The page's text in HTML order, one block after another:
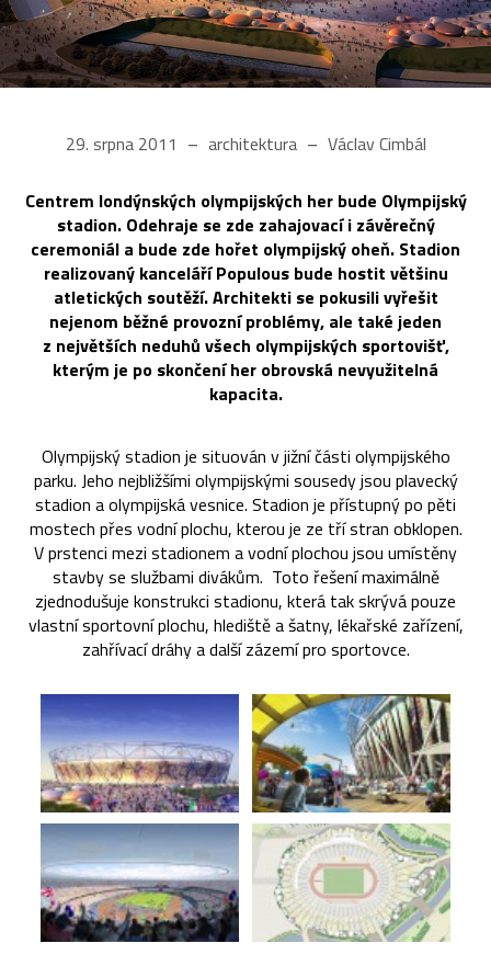
29. srpna 2011 architektura Václav Cimbál
Centrem londýnských olympijských her bude Olympijský
stadion. Odehraje se zde zahajovací i závěrečný
ceremoniál a bude zde hořet olympijský oheň. Stadion
realizovaný kanceláří Populous bude hostit většinu
atletických soutěží. Architekti se pokusili vyřešit
nejenom běžné provozní problémy, ale také jeden
z největších neduhů všech olympijských sportovišť,
kterým je po skončení her obrovská nevyužitelná
kapacita.
Olympijský stadion je situován v jižní části olympijského
parku. Jeho nejbližšími olympijskými sousedy jsou plavecký
stadion a olympijská vesnice. Stadion je přístupný po pěti
mostech přes vodní plochu, kterou je ze tří stran obklopen.
V prstenci mezi stadionem a vodní plochou jsou umístěny
stavby se službami divákům. Toto řešení maximálně
zjednodušuje konstrukci stadionu, která tak skrývá pouze
vlastní sportovní plochu, hlediště a šatny, lékařské zařízení,
zahřívací dráhy a další zázemí pro sportovce.